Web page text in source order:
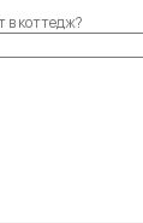
в коттедж?